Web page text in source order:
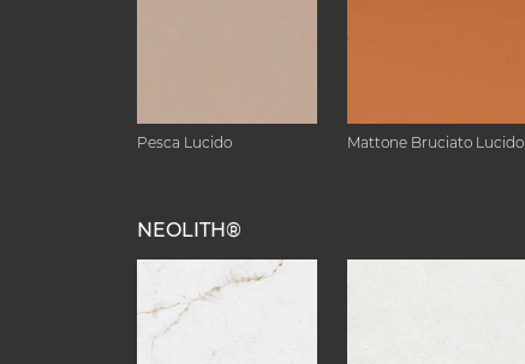
Pesca Lucido Mattone Bruciato Lucido
NEOLITH®